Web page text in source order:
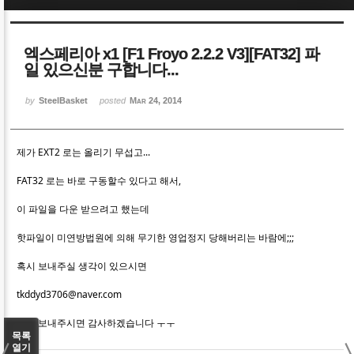
엑스페리아 x1 [F1 Froyo 2.2.2 V3][FAT32] 파
일 있으신분 구합니다...
by SteelBasket posted Mar 24, 2014
제가 EXT2 로는 올리기 무섭고...
FAT32 로는 바로 구동할수 있다고 해서,
이 파일을 다운 받으려고 했는데
핫파일이 미연방법원에 의해 무기한 영업정지 당해버리는 바람에;;;
혹시 보내주실 생각이 있으시면
tkddyd3706@naver.com
으로 보내주시면 감사하겠습니다 ㅜㅜ
목록
열기
Sketchbook5, 스케치북5
Sketchbook5, 스케치북5
Sketchbook5, 스케치북5
Sketchbook5, 스케치북5